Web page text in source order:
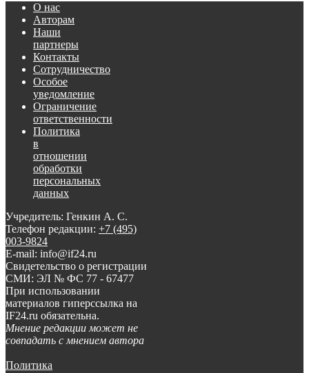
О нас
Авторам
Наши
партнеры
Контакты
Сотрудничество
Особое
уведомление
Ограничение
ответственности
Политика
в
отношении
обработки
персональных
данных
Учредитель: Генкин А. С.
Телефон редакции: +7 (495)
003-9824
E-mail: info@if24.ru
Свидетельство о регистрации
СМИ: ЭЛ № ФС 77 - 67477
При использовании
материалов гиперссылка на
IF24.ru обязательна.
Мнение редакции может не
совпадать с мнением автора
Политика